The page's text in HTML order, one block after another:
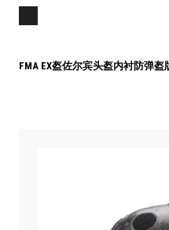
FMA EX盔佐尔宾头盔内衬防弹盔